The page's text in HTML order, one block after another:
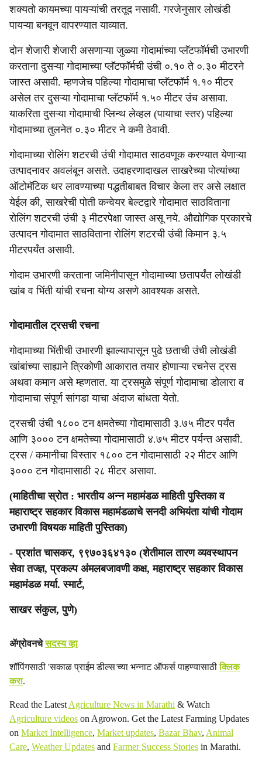
शक्यतो कायमच्या पायऱ्यांची तरतूद नसावी. गरजेनुसार लोखंडी
पायऱ्या बनवून वापरण्यात याव्यात.
दोन शेजारी शेजारी असणाऱ्या जुळ्या गोदामांच्या प्लॅटफॉर्मची उभारणी
करताना दुसऱ्या गोदामाच्या प्लॅटफॉर्मची उंची ०.१० ते ०.३० मीटरने
जास्त असावी. म्हणजेच पहिल्या गोदामाचा प्लॅटफॉर्म १.१० मीटर
असेल तर दुसऱ्या गोदामाचा प्लॅटफॉर्म १.५० मीटर उंच असावा.
याकरिता दुसऱ्या गोदामाची प्लिन्थ लेव्हल (पायाचा स्तर) पहिल्या
गोदामाच्या तुलनेत ०.३० मीटर ने कमी ठेवावी.
गोदामाच्या रोलिंग शटरची उंची गोदामात साठवणूक करण्यात येणाऱ्या
उत्पादनावर अवलंबून असते. उदाहरणादाखल साखरेच्या पोत्यांच्या
ऑटोमॅटिक थर लावण्याच्या पद्धतीबाबत विचार केला तर असे लक्षात
येईल की, साखरेची पोती कन्वेयर बेल्टद्वारे गोदामात साठविताना
रोलिंग शटरची उंची ३ मीटरपेक्षा जास्त असू नये. औद्योगिक प्रकारचे
उत्पादन गोदामात साठविताना रोलिंग शटरची उंची किमान ३.५
मीटरपर्यंत असावी.
गोदाम उभारणी करताना जमिनीपासून गोदामाच्या छतापर्यंत लोखंडी
खांब व भिंती यांची रचना योग्य असणे आवश्यक असते.
गोदामातील ट्रसची रचना
गोदामाच्या भिंतीची उभारणी झाल्यापासून पुढे छताची उंची लोखंडी
खांबांच्या साह्याने त्रिकोणी आकारात तयार होणाऱ्या रचनेस ट्रस
अथवा कमान असे म्हणतात. या ट्रसमुळे संपूर्ण गोदामाचा डोलारा व
गोदामाचा संपूर्ण सांगडा याचा अंदाज बांधता येतो.
ट्रसची उंची १८०० टन क्षमतेच्या गोदामासाठी ३.७५ मीटर पर्यंत
आणि ३००० टन क्षमतेच्या गोदामासाठी ४.७५ मीटर पर्यन्त असावी.
ट्रस / कमानीचा विस्तार १८०० टन गोदामासाठी २२ मीटर आणि
३००० टन गोदामासाठी २८ मीटर असावा.
(माहितीचा स्रोत : भारतीय अन्न महामंडळ माहिती पुस्तिका व
महाराष्ट्र सहकार विकास महामंडळाचे सनदी अभियंता यांची गोदाम
उभारणी विषयक माहिती पुस्तिका)
- प्रशांत चासकर, ९९७०३६४१३० (शेतीमाल तारण व्यवस्थापन
सेवा तज्ज्ञ, प्रकल्प अंमलबजावणी कक्ष, महाराष्ट्र सहकार विकास
महामंडळ मर्या. स्मार्ट,
साखर संकुल, पुणे)
ॲग्रोवनचेसदस्य व्हा
शॉपिंगसाठी 'सकाळ प्राईम डील्स'च्या भन्नाट ऑफर्स पाहण्यासाठीक्लिक
करा.
Read the Latest Agriculture News in Marathi & Watch
Agriculture videos on Agrowon. Get the Latest Farming Updates
on Market Intelligence, Market updates, Bazar Bhav, Animal
Care, Weather Updates and Farmer Success Stories in Marathi.